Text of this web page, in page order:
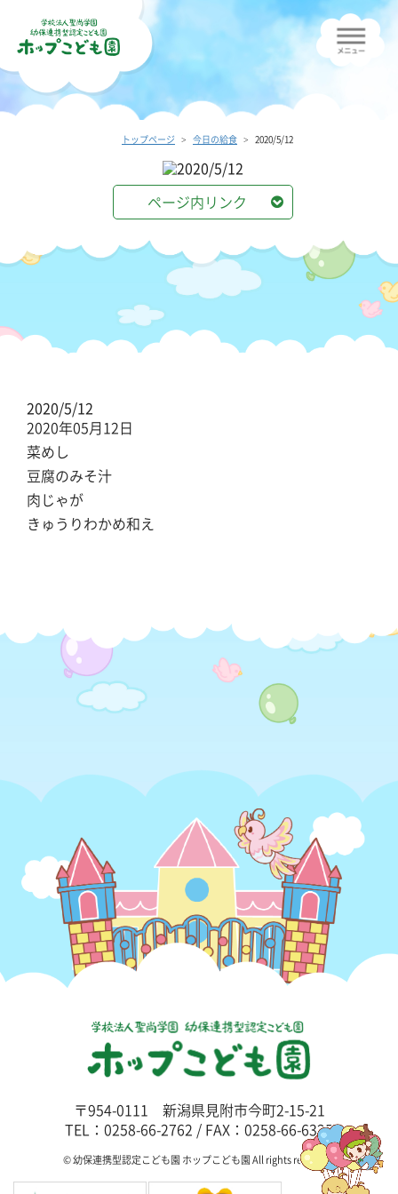
トップページ 今日の給食 2020/5/12
ページ内リンク
2020/5/12
2020年05月12日
菜めし
豆腐のみそ汁
肉じゃが
きゅうりわかめ和え
〒954-0111 新潟県見附市今町2-15-21
TEL：0258-66-2762 / FAX：0258-66-6325
© 幼保連携型認定こども園 ホップこども園 All rights reserved.